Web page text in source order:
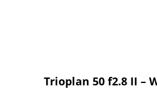
Trioplan 50 f2.8 II –